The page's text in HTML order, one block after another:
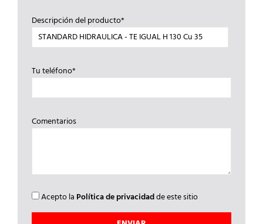
Descripción del producto*
Tu teléfono*
Comentarios
Acepto la Política de privacidadde este sitio